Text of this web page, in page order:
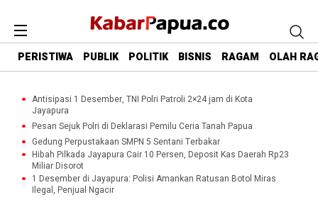
PERISTIWA PUBLIK POLITIK BISNIS RAGAM OLAH
Antisipasi 1 Desember, TNI Polri Patroli 2×24 jam di Kota
Jayapura
Pesan Sejuk Polri di Deklarasi Pemilu Ceria Tanah Papua
Gedung Perpustakaan SMPN 5 Sentani Terbakar
Hibah Pilkada Jayapura Cair 10 Persen, Deposit Kas Daerah Rp23
Miliar Disorot
1 Desember di Jayapura: Polisi Amankan Ratusan Botol Miras
Ilegal, Penjual Ngacir